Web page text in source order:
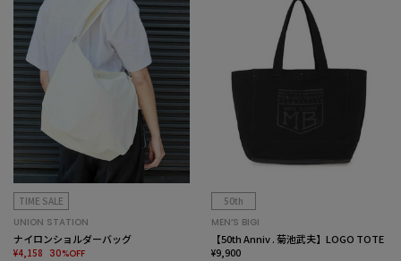
TIME SALE
UNION STATION
ナイロンショルダーバッグ
¥4,158 30%OFF
50th
MEN’S BIGI
【50th Anniv . 菊池武夫】LOGO TOTE
¥9,900